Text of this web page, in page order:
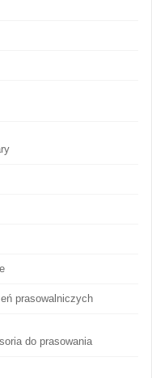
prasowalniczych
do prasowania